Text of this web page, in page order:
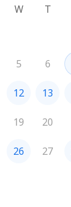
W T
5 6
12 13
19 20
26 27